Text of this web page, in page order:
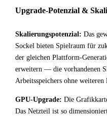
Upgrade-Potenzial &
Skalierungspotenzial: Das
Sockel bieten Spielraum für
der gleichen Plattform-
erweitern — die vorhandenen
Arbeitsspeichers ohne weiteren
GPU-Upgrade: Die
Das Netzteil ist so